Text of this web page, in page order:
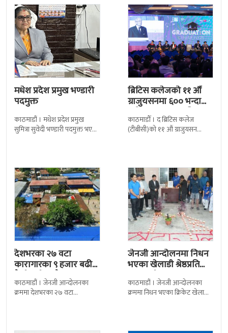
मधेश प्रदेश प्रमुख भण्डारी
पदमुक्त
काठमाडौं । मधेश प्रदेश प्रमुख
सुमित्रा सुवेदी भण्डारी पदमुक्त भएकी
ब्रिटिस कलेजको ११ औँ
ग्राजुयसनमा ६०० भन्दा
बढी ग्राजुयट सम्मानित
काठमाडौँ । द ब्रिटिस कलेज
(टीबीसी)को ११ औं ग्राजुयसन
देशभरका २७ वटा
कारागारका ९ हजार बढी
कैदीबन्दी अझै फरार
काठमाडौं । जेनजी आन्दोलनका
क्रममा देशभरका २७ वटा
जेनजी आन्दोलनमा निधन
भएका खेलाडी श्रेष्ठप्रति
श्रद्धाञ्जली
काठमाडौं । जेनजी आन्दोलनका
क्रममा निधन भएका क्रिकेट खेलाडी